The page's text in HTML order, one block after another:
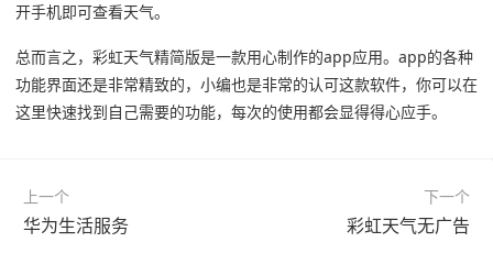
开手机即可查看天气。
总而言之，彩虹天气精简版是一款用心制作的app应用。app的各种
功能界面还是非常精致的，小编也是非常的认可这款软件，你可以在
这里快速找到自己需要的功能，每次的使用都会显得得心应手。
上一个
华为生活服务
下一个
彩虹天气无广告